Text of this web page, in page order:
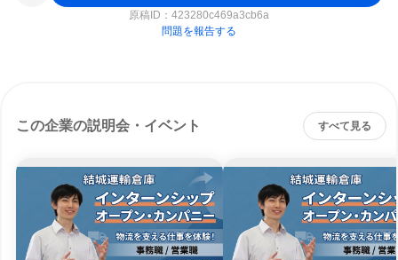
原稿ID： 423280c469a3cb6a
問題を報告する
この企業の説明会・イベント すべて見る